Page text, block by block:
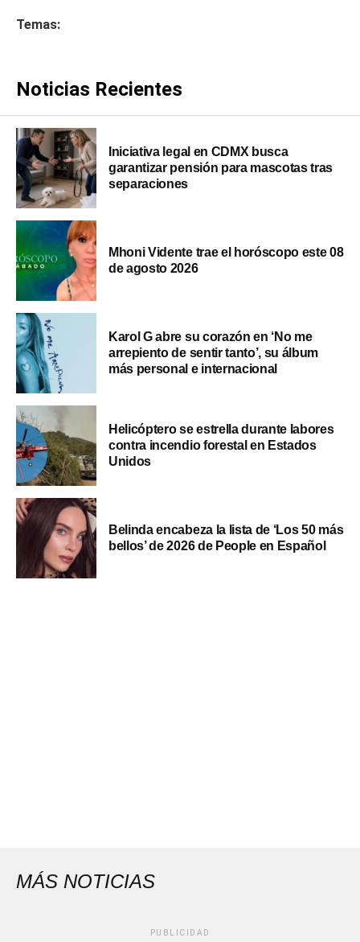
Temas:
Noticias Recientes
Iniciativa legal en CDMX busca
garantizar pensión para mascotas tras
separaciones
Mhoni Vidente trae el horóscopo este 08
de agosto 2026
Karol G abre su corazón en ‘No me
arrepiento de sentir tanto’, su álbum
más personal e internacional
Helicóptero se estrella durante labores
contra incendio forestal en Estados
Unidos
Belinda encabeza la lista de ‘Los 50 más
bellos’ de 2026 de People en Español
MÁS NOTICIAS
PUBLICIDAD